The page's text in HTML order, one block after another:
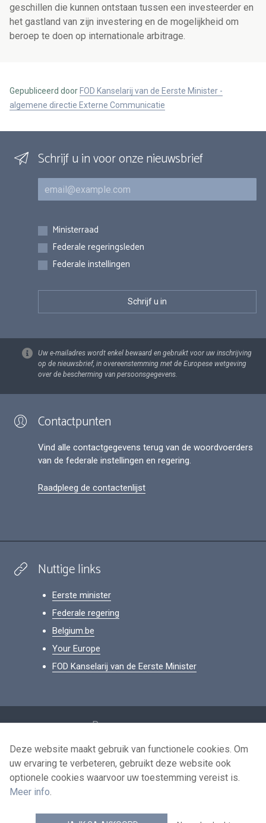
geschillen die kunnen ontstaan tussen een investeerder en
het gastland van zijn investering en de mogelijkheid om
beroep te doen op internationale arbitrage.
Gepubliceerd door FOD Kanselarij van de Eerste Minister -
algemene directie Externe Communicatie
Schrijf u in voor onze nieuwsbrief
E-mail
Inschrijvingen
Ministerraad
Federale regeringsleden
Federale instellingen
Uw e-mailadres wordt enkel bewaard en gebruikt voor uw inschrijving
op de nieuwsbrief, in overeenstemming met de Europese wetgeving
over de bescherming van persoonsgegevens.
Contactpunten
Vind alle contactgegevens terug van de woordvoerders
van de federale instellingen en regering.
Raadpleeg de contactenlijst
Nuttige links
Eerste minister
Federale regering
Belgium.be
Your Europe
FOD Kanselarij van de Eerste Minister
Persoonsgegevens
Voorwaarden voor het hergebruik
Contacteer ons
Deze website maakt gebruik van functionele cookies. Om
uw ervaring te verbeteren, gebruikt deze website ook
optionele cookies waarvoor uw toestemming vereist is.
Meer info.